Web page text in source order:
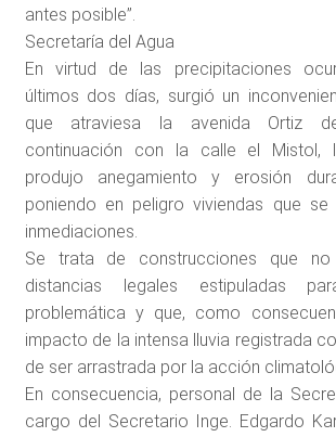
antes posible”.
Secretaría del Agua
En virtud de las precipitaciones
últimos dos días, surgió un
que atraviesa la avenida Ortiz
continuación con la calle el Mistol,
produjo anegamiento y erosión
poniendo en peligro viviendas que se
inmediaciones.
Se trata de construcciones que no
distancias legales estipuladas
problemática y que, como
impacto de la intensa lluvia registrada
de ser arrastrada por la acción
En consecuencia, personal de la
cargo del Secretario Inge. Edgardo